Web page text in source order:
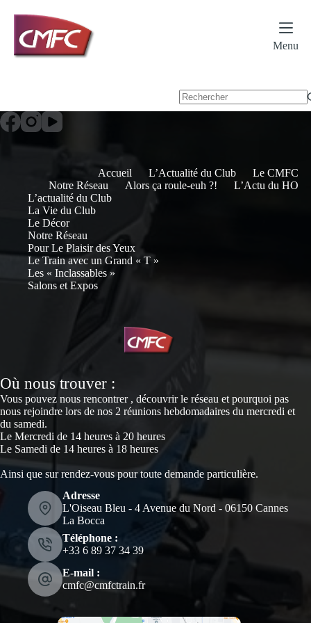
contenu
Menu
Accueil L’Actualité du Club
Le CMFC
Notre Réseau
Alors ça roule-euh ?!
L’Actu du HO
L’actualité du Club
La Vie du Club
Le Décor
Notre Réseau
Pour Le Plaisir des Yeux
Le Train avec un Grand « T »
Les « Inclassables »
Salons et Expos
Où nous trouver :
Vous pouvez nous rencontrer , découvrir le réseau et pourquoi pas
nous rejoindre lors de nos 2 réunions hebdomadaires du mercredi et
du samedi.
Le Mercredi de 14 heures à 20 heures
Le Samedi de 14 heures à 18 heures
Ainsi que sur rendez-vous pour toute demande particulière.
Adresse
L'Oiseau Bleu - 4 Avenue du Nord - 06150 Cannes
La Bocca
Téléphone :
‭+33 6 89 37 34 39‬
E-mail :
cmfc@cmfctrain.fr